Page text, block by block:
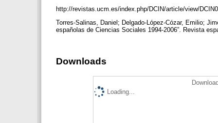
http://revistas.ucm.es/index.php/DCIN/article/view/
Torres-Salinas, Daniel; Delgado-López-Cózar, Emilio;
españolas de Ciencias Sociales 1994-2006”. Revista
Downloads
Loading...